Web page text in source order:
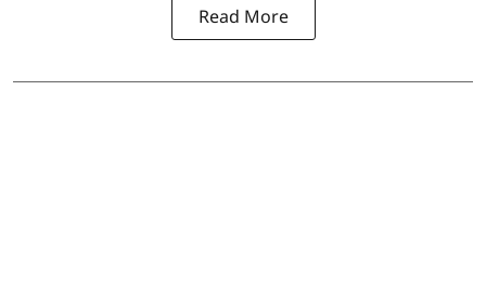
Read More